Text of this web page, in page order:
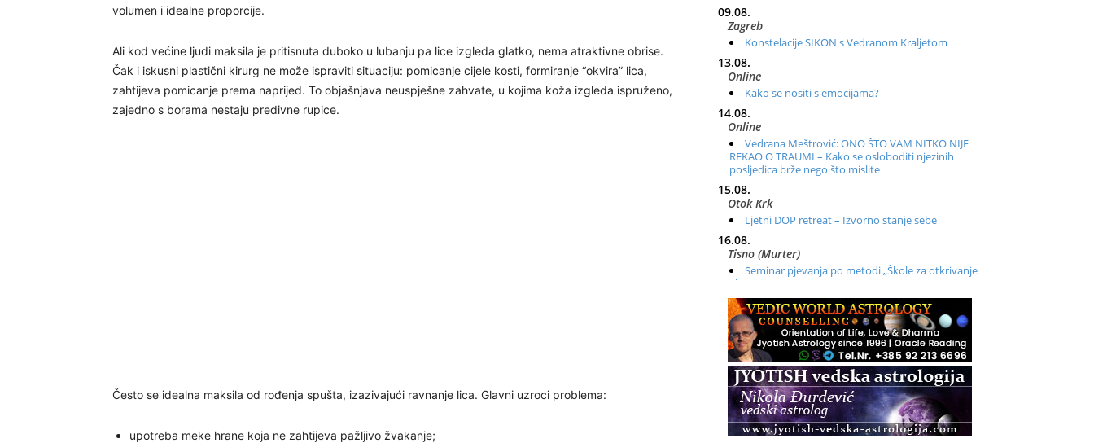
volumen i idealne proporcije.
Ali kod većine ljudi maksila je pritisnuta duboko u lubanju pa lice izgleda glatko, nema atraktivne obrise.
Čak i iskusni plastični kirurg ne može ispraviti situaciju: pomicanje cijele kosti, formiranje “okvira” lica,
zahtijeva pomicanje prema naprijed. To objašnjava neuspješne zahvate, u kojima koža izgleda ispruženo,
zajedno s borama nestaju predivne rupice.
Često se idealna maksila od rođenja spušta, izazivajući ravnanje lica. Glavni uzroci problema:
upotreba meke hrane koja ne zahtijeva pažljivo žvakanje;
09.08.
Zagreb
Konstelacije SIKON s Vedranom Kraljetom
13.08.
Online
Kako se nositi s emocijama?
14.08.
Online
Vedrana Meštrović: ONO ŠTO VAM NITKO NIJE
REKAO O TRAUMI – Kako se osloboditi njezinih
posljedica brže nego što mislite
15.08.
Otok Krk
Ljetni DOP retreat – Izvorno stanje sebe
16.08.
Tisno (Murter)
Seminar pjevanja po metodi „Škole za otkrivanje
glasa“
20.08.
Online
Radionica: Pomagači iz drugih dimenzija Online –
otvoreno za sve
21.08.
Zagreb+Online
Osnovni ThetaHealing® tečaj, Zagreb i Online
22.08.
Pula